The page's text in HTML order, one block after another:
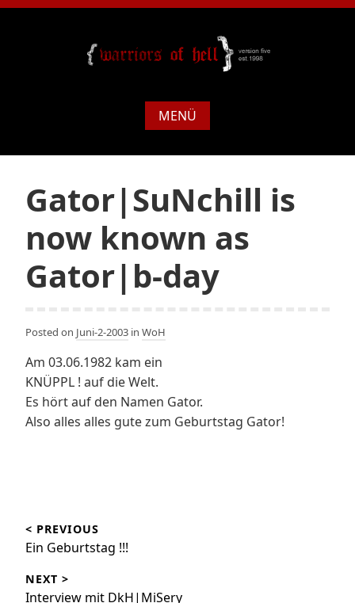
MENÜ
Gator|SuNchill is
now known as
Gator|b-day
Posted on Juni-2-2003 in WoH
Am 03.06.1982 kam ein
KNÜPPL ! auf die Welt.
Es hört auf den Namen Gator.
Also alles alles gute zum Geburtstag Gator!
< PREVIOUS
Ein Geburtstag !!!
NEXT >
Interview mit DkH|MiSery